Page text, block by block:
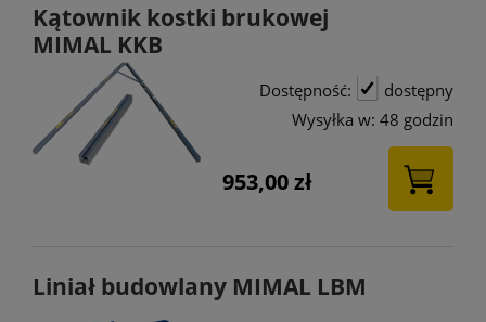
Kątownik kostki brukowej
MIMAL KKB
Dostępność:
dostępny
Wysyłka w: 48 godzin
953,00 zł
Liniał budowlany MIMAL LBM